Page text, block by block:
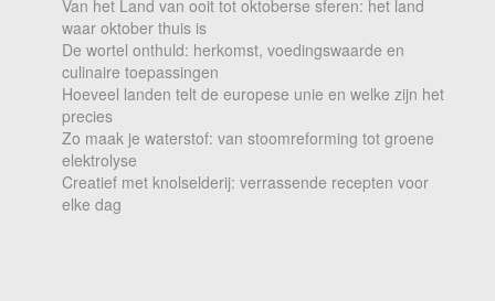
Van het Land van ooit tot oktoberse sferen: het land
waar oktober thuis is
De wortel onthuld: herkomst, voedingswaarde en
culinaire toepassingen
Hoeveel landen telt de europese unie en welke zijn het
precies
Zo maak je waterstof: van stoomreforming tot groene
elektrolyse
Creatief met knolselderij: verrassende recepten voor
elke dag